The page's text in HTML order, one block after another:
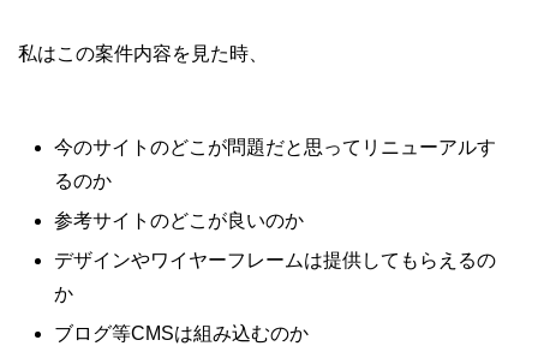
私はこの案件内容を見た時、
今のサイトのどこが問題だと思ってリニューアルす
るのか
参考サイトのどこが良いのか
デザインやワイヤーフレームは提供してもらえるの
か
ブログ等CMSは組み込むのか